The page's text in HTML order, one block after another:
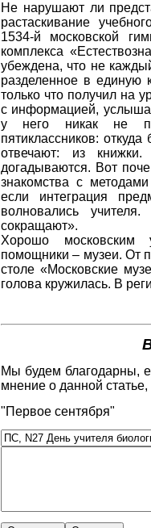
Не нарушают ли
растаскивание
1534-й московской
комплекса
убеждена, что не
разделенное в единую
только что получил на
с информацией,
у него никак не
пятиклассников:
отвечают: из
догадываются. Вот
знакомства с
если интеграция
волновались
сокращают».
Хорошо московским
помощники – музеи. От
столе «Московские
голова кружилась. В
Мы будем благодарны,
мнение о данной
"Первое сентября"